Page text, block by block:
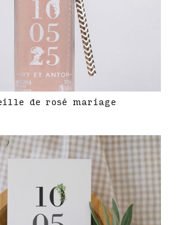
de rosé mariage